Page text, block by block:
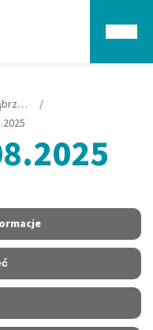
Nowy Szpital w Wąbrzeźnie
/